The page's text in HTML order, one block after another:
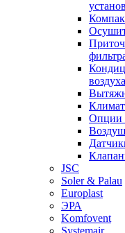
воздуха
Опции
JSC
Soler & Palau
Europlast
ЭРА
Komfovent
Systemair